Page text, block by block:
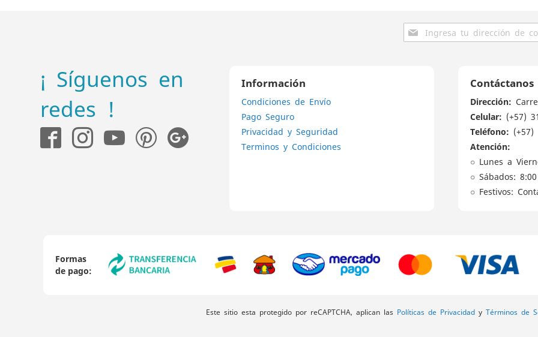
Inscríbase
a
¡ Síguenos en
redes !
Información
Condiciones de Envío
Pago Seguro
Privacidad y Seguridad
Terminos y Condiciones
Contáctanos
Dirección:
Celular: (+57)
Teléfono: (+57)
Atención:
○ Lunes a
○ Sábados:
○ Festivos:
Formas
de pago:
Este sitio esta protegido por reCAPTCHA, aplican las Políticas de Privacidad y Términos de